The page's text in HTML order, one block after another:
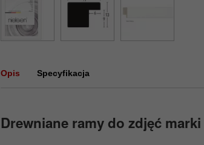
Opis Specyfikacja
Drewniane ramy do zdjęć